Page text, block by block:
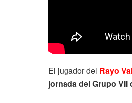
El jugador del Rayo
jornada del Grupo VII